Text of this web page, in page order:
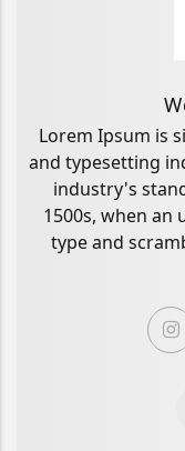
Lorem Ipsum is
and typesetting
industry's
1500s, when
type and